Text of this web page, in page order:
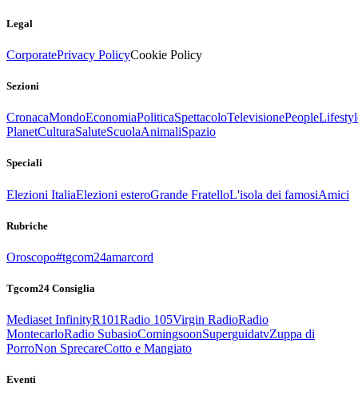
Legal
CorporatePrivacy PolicyCookie Policy
Sezioni
CronacaMondoEconomiaPoliticaSpettacoloTelevisionePeople
PlanetCulturaSaluteScuolaAnimaliSpazio
Speciali
Elezioni ItaliaElezioni esteroGrande FratelloL'isola dei famosiAmici
Rubriche
Oroscopo#tgcom24amarcord
Tgcom24 Consiglia
Mediaset InfinityR101Radio 105Virgin RadioRadio
MontecarloRadio SubasioComingsoonSuperguidatvZuppa di
PorroNon SprecareCotto e Mangiato
Eventi